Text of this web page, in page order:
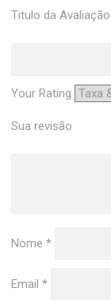
Titulo da Avaliação
Your Rating
Sua revisão
Nome*
Email*